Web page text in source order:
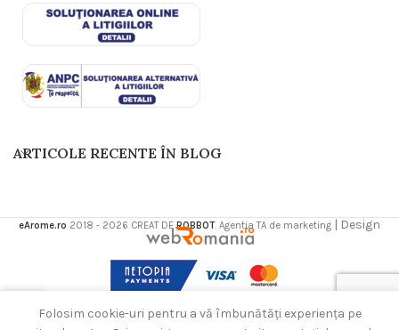
ARTICOLE RECENTE ÎN BLOG
eArome.ro 2018 - 2026 CREAT DEROBBOT. Agentia TA de marketing | Design
Folosim cookie-uri pentru a vă îmbunătăți experiența pe
Contul meu